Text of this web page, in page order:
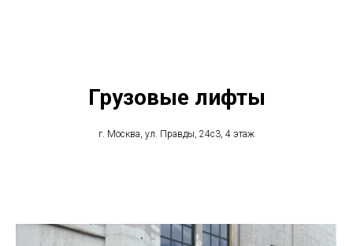
Грузовые лифты
г. Москва, ул. Правды, 24с3, 4 этаж